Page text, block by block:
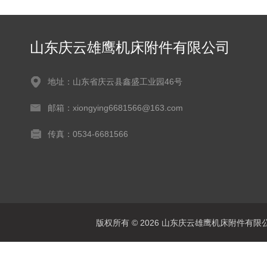
山东庆云雄鹰机床附件有限公司
地址：山东省庆云县鑫盛工业园46号
邮箱：xiongying6681566@163.com
传真：0534-6681566
版权所有 © 2026 山东庆云雄鹰机床附件有